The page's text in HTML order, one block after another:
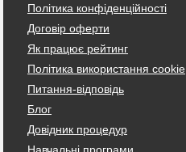
Політика конфіденційності
Договір оферти
Як працює рейтинг
Політика використання cookie
Питання-відповідь
Блог
Довідник процедур
Навчальні програми